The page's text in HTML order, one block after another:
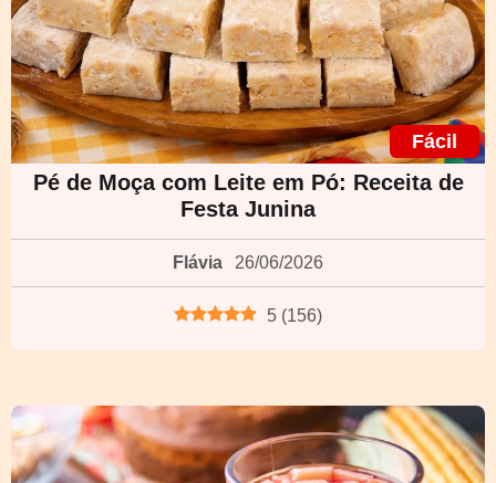
Fácil
Pé de Moça com Leite em Pó: Receita de
Festa Junina
Flávia 26/06/2026
5 (156)